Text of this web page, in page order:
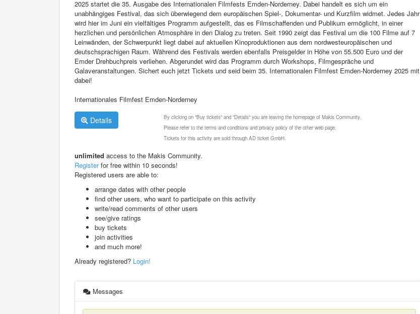
2025 startet die 35. Ausgabe des Internationalen Filmfests Emden-Norderney. Dabei handelt es sich um ein
unabhängiges Festival, das sich überwiegend dem europäischen Spiel-, Dokumentar- und Kurzfilm widmet. Jedes Jahr
wird hier im Juni ein vielfältiges Programm aufgestellt, das es Filmschaffenden und Publikum ermöglicht, in einer
herzlichen und persönlichen Atmosphäre in den Dialog zu treten. Seit 1990 zeigt das Festival um die 100 Filme auf 7
Leinwänden, der Schwerpunkt liegt dabei auf aktuellen Kinoproduktionen aus dem nordwesteuropäischen und
deutschsprachigen Raum. Während des Festivals werden ebenfalls Preisgelder in Höhe von 55.500 Euro und der
Emder Drehbuchpreis verliehen. Abgerundet wird das Programm durch Workshops, Filmgespräche und
Galaveranstaltungen. Sichert euch jetzt Tickets und seid beim 35. Internationalen Filmfest Emden-Norderney 2025 mit
dabei!
Internationales Filmfest Emden-Norderney
Details
By clicking on "Buy tickets" and "Details" you are leaving the homepage of Makis Community.
Please refer to the terms and conditions and privacy policy of the other web page.
Tickets for this activity are sold through AD ticket GmbH.
unlimited access to the Makis Community.
Registerfor free within 10 seconds!
Registered users are able to:
arrange dates with other people
find other users, who want to participate on this activity
write/read comments of other users
see/give ratings
buy tickets
join activities
and much more!
Already registered? Login!
Messages